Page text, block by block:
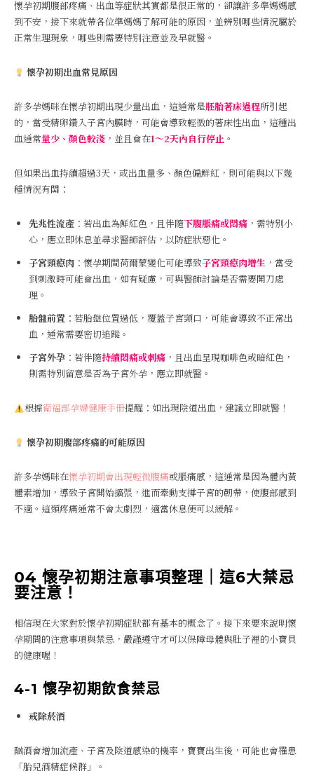
懷孕初期腹部疼痛、出血等症狀其實都是很正常的，卻讓許多準媽媽感
到不安，接下來就帶各位準媽媽了解可能的原因，並辨別哪些情況屬於
正常生理現象，哪些則需要特別注意並及早就醫。
懷孕初期出血常見原因
許多孕媽咪在懷孕初期出現少量出血，這通常是胚胎著床過程所引起
的，當受精卵鑽入子宮內膜時，可能會導致輕微的著床性出血，這種出
血通常量少、顏色較淺 ，並且會在1～2天內自行停止 。
但如果出血持續超過3天，或出血量多、顏色偏鮮紅，則可能與以下幾
種情況有關：
先兆性流產 ：若出血為鮮紅色，且伴隨下腹脹痛或悶痛 ，需特別小
心，應立即休息並尋求醫師評估，以防症狀惡化。
子宮頸瘜肉 ：懷孕期間荷爾蒙變化可能導致子宮頸瘜肉增生 ，當受
到刺激時可能會出血，如有疑慮，可與醫師討論是否需要開刀處
理。
胎盤前置 ：若胎盤位置過低，覆蓋子宮頸口，可能會導致不正常出
血，通常需要密切追蹤。
子宮外孕 ：若伴隨持續悶痛或刺痛 ，且出血呈現咖啡色或暗紅色，
則需特別留意是否為子宮外孕，應立即就醫。
根據衛福部孕婦健康手冊提醒：如出現陰道出血，建議立即就醫！
懷孕初期腹部疼痛的可能原因
許多孕媽咪在懷孕初期會出現輕微腹痛或脹痛感，這通常是因為體內黃
體素增加，導致子宮開始擴張，進而牽動支撐子宮的韌帶，使腹部感到
不適。這類疼痛通常不會太劇烈，適當休息便可以緩解。
04 懷孕初期注意事項整理｜這6大禁忌
要注意！
相信現在大家對於懷孕初期症狀都有基本的概念了。接下來要來說明懷
孕期間的注意事項與禁忌，嚴謹遵守才可以保障母體與肚子裡的小寶貝
的健康喔！
4-1 懷孕初期飲食禁忌
戒除菸酒
酗酒會增加流產、子宮及陰道感染的機率，寶寶出生後，可能也會罹患
「胎兒酒精症候群」。